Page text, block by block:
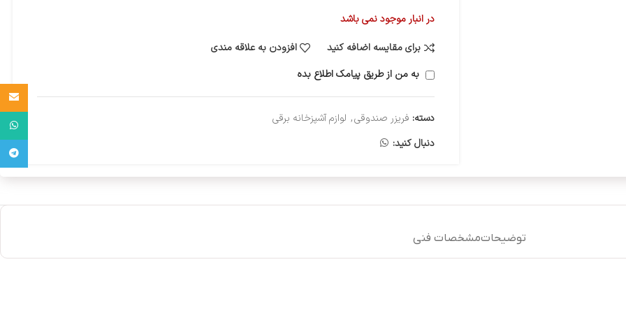
در انبار موجود نمی باشد
برای مقایسه اضافه کنید
افزودن به علاقه مندی
به من از طریق پیامک اطلاع بده
دسته: فریزر صندوقی, لوازم آشپزخانه برقی
دنبال کنید:
توضیحاتمشخصات فنی
Email
واتساپ
تلگرام